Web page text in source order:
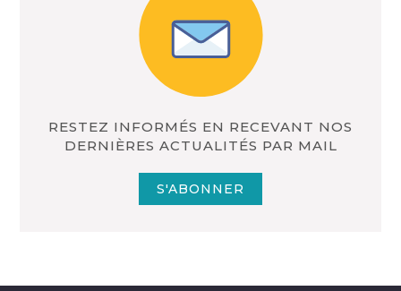
RESTEZ INFORMÉS EN RECEVANT NOS
DERNIÈRES ACTUALITÉS PAR MAIL
S'ABONNER